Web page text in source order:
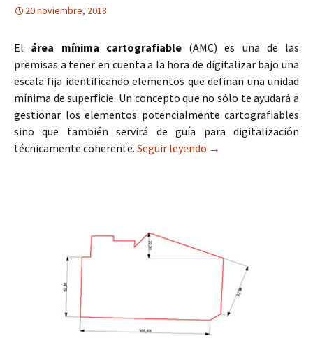
20 noviembre, 2018
El área mínima cartografiable(AMC) es una de las
premisas a tener en cuenta a la hora de digitalizar bajo una
escala fija identificando elementos que definan una unidad
mínima de superficie. Un concepto que no sólo te ayudará a
gestionar los elementos potencialmente cartografiables
sino que también servirá de guía para digitalización
técnicamente coherente. Seguir leyendo Área mínima
→